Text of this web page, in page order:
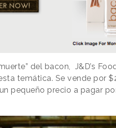
del bacon, J&D’s
temática. Se vende por
pequeño precio a pagar